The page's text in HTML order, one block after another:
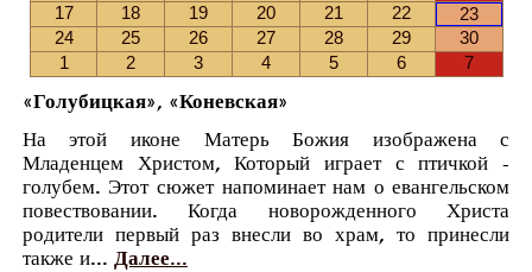
17
18 19 20 21 22
23
24
25 26 27 28 29
30
1
2 3 4 5 6 7
«Голубицкая», «Коневская»
На этой иконе Матерь Божия изображена с
Младенцем Христом, Который играет с птичкой -
голубем. Этот сюжет напоминает нам о евангельском
повествовании. Когда новорожденного Христа
родители первый раз внесли во храм, то принесли
также и... Далее...